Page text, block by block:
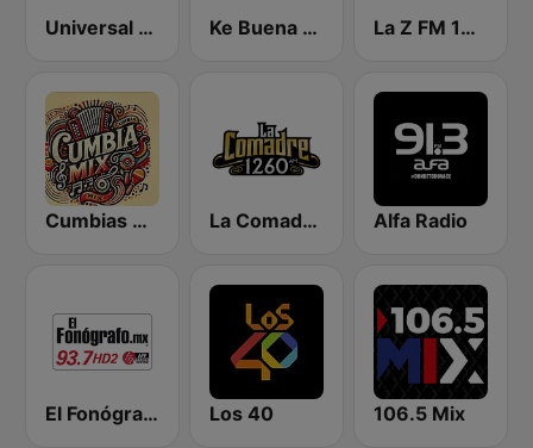
Universal 88.1 FM Ke Buena 92.9 FM La Z FM 107.3
Cumbias Mix La Comadre 1260 AM Alfa Radio
El Fonógrafo HD2 Los 40 106.5 Mix